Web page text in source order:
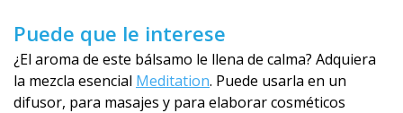
Puede que le interese
¿El aroma de este bálsamo le llena de calma? Adquiera
la mezcla esencial Meditation. Puede usarla en un
difusor, para masajes y para elaborar cosméticos